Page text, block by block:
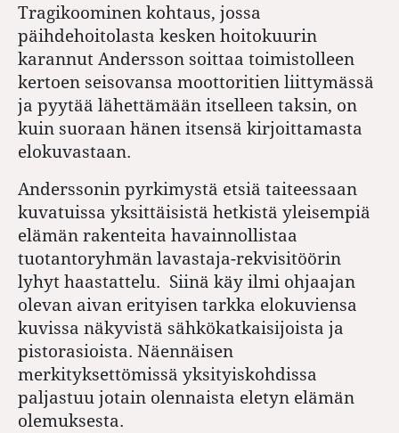
Tragikoominen kohtaus, jossa
päihdehoitolasta kesken hoitokuurin
karannut Andersson soittaa toimistolleen
kertoen seisovansa moottoritien liittymässä
ja pyytää lähettämään itselleen taksin, on
kuin suoraan hänen itsensä kirjoittamasta
elokuvastaan.
Anderssonin pyrkimystä etsiä taiteessaan
kuvatuissa yksittäisistä hetkistä yleisempiä
elämän rakenteita havainnollistaa
tuotantoryhmän lavastaja-rekvisitöörin
lyhyt haastattelu. Siinä käy ilmi ohjaajan
olevan aivan erityisen tarkka elokuviensa
kuvissa näkyvistä sähkökatkaisijoista ja
pistorasioista. Näennäisen
merkityksettömissä yksityiskohdissa
paljastuu jotain olennaista eletyn elämän
olemuksesta.